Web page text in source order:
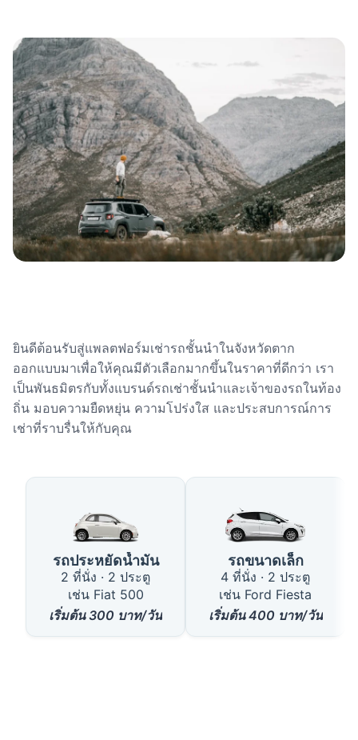
ยินดีต้อนรับสู่แพลตฟอร์มเช่ารถชั้นนำในจังหวัดตาก
ออกแบบมาเพื่อให้คุณมีตัวเลือกมากขึ้นในราคาที่ดีกว่า เรา
เป็นพันธมิตรกับทั้งแบรนด์รถเช่าชั้นนำและเจ้าของรถในท้อง
ถิ่น มอบความยืดหยุ่น ความโปร่งใส และประสบการณ์การ
เช่าที่ราบรื่นให้กับคุณ
ประเภทรถยนต์ที่มีให้บริการในตาก
รถประหยัดน้ำมัน
2 ที่นั่ง · 2 ประตู
เช่น Fiat 500
เริ่มต้น300 บาท/วัน
รถขนาดเล็ก
4 ที่นั่ง · 2 ประตู
เช่น Ford Fiesta
เริ่มต้น400 บาท/วัน